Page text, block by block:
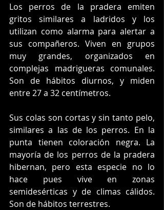
Los perros de la pradera emiten
gritos similares a ladridos y los
utilizan como alarma para alertar a
sus compañeros. Viven en grupos
muy grandes, organizados en
complejas madrigueras comunales.
Son de hábitos diurnos, y miden
entre 27 a 32 centímetros.
Sus colas son cortas y sin tanto pelo,
similares a las de los perros. En la
punta tienen coloración negra. La
mayoría de los perros de la pradera
hibernan, pero esta especie no lo
hace pues vive en zonas
semidesérticas y de climas cálidos.
Son de hábitos terrestres.